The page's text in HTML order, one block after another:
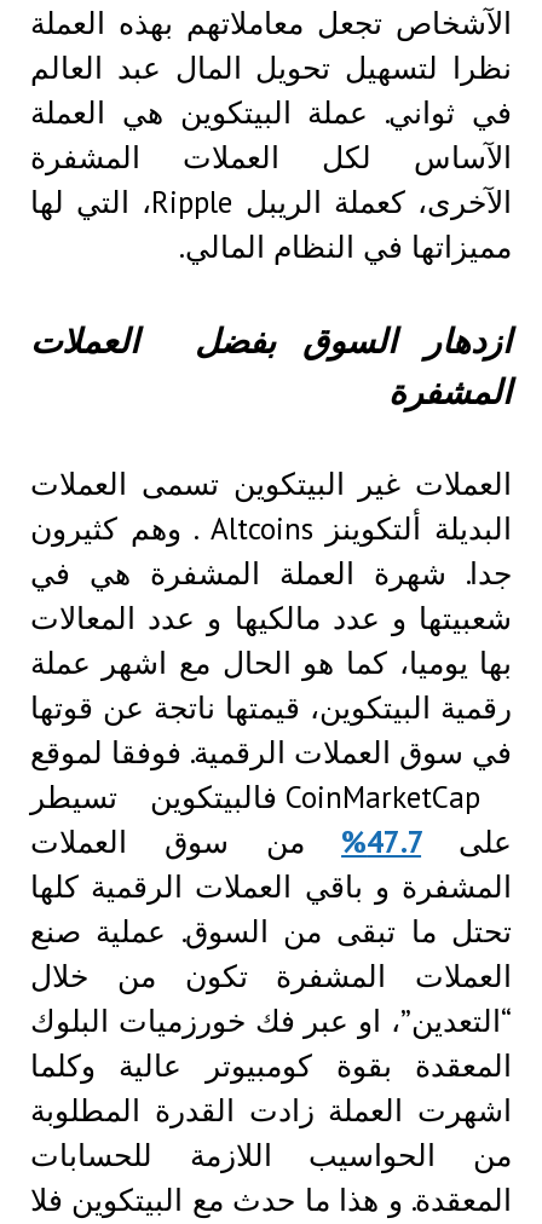
الآشخاص تجعل معاملاتهم بهذه العملة
نظرا لتسهيل تحويل المال عبد العالم
في ثواني. عملة البيتكوين هي العملة
الآساس لكل العملات المشفرة
الآخرى، كعملة الريبل Ripple، التي لها
مميزاتها في النظام المالي.
ازدهار السوق بفضل العملات
المشفرة
العملات غير البيتكوين تسمى العملات
البديلة ألتكوينز Altcoins . وهم كثيرون
جدا. شهرة العملة المشفرة هي في
شعبيتها و عدد مالكيها و عدد المعالات
بها يوميا، كما هو الحال مع اشهر عملة
رقمية البيتكوين، قيمتها ناتجة عن قوتها
في سوق العملات الرقمية. فوفقا لموقع
CoinMarketCap فالبيتكوين تسيطر
على47.7%
من سوق العملات
المشفرة و باقي العملات الرقمية كلها
تحتل ما تبقى من السوق. عملية صنع
العملات المشفرة تكون من خلال
“التعدين”، او عبر فك خورزميات البلوك
المعقدة بقوة كومبيوتر عالية وكلما
اشهرت العملة زادت القدرة المطلوبة
من الحواسيب اللازمة للحسابات
المعقدة. و هذا ما حدث مع البيتكوين فلا